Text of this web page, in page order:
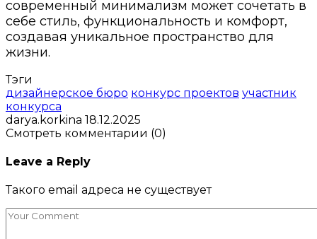
современный минимализм может сочетать в
себе стиль, функциональность и комфорт,
создавая уникальное пространство для
жизни.
Тэги
дизайнерское бюро конкурс проектов участник
конкурса
darya.korkina 18.12.2025
Смотреть комментарии (0)
Leave a Reply
Такого email адреса не существует